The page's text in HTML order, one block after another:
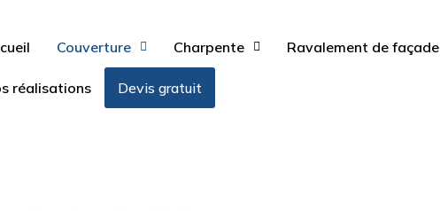
Couverture Charpente Ravalement de
réalisations Devis gratuit